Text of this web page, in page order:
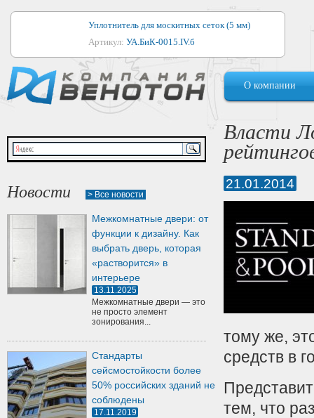
Уплотнитель для москитных сеток (5 мм)
Артикул: УА.БиК-0015.IV.б
Уплотнитель для алюминиевых окон
Артикул:1044
Уплотнитель для деревянных окон
Артикул:УМ.БиК-0062.IV.б
Уплотнитель лоджиевый для (4, 5, 6 мм)
Артикул:
О компании
Новости > Все новости
Межкомнатные двери: от
функции к дизайну. Как
выбрать дверь, которая
«растворится» в
интерьере
13.11.2025
Межкомнатные двери — это
не просто элемент
зонирования...
Стандарты
сейсмостойкости более
50% российских зданий не
соблюдены
17.11.2019
Власти
21.01.2014
тому же,
средств в
тем, что